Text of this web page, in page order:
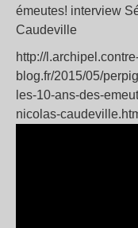
émeutes! interview
Caudeville
http://
blog.fr/2015/05/
les-10-ans-des-
nicolas-